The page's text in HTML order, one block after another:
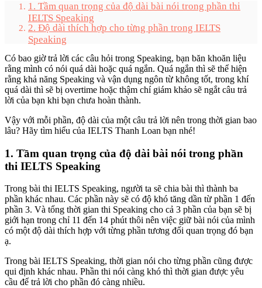
1. Tầm quan trọng của độ dài bài nói trong phần thi
IELTS Speaking
2. Độ dài thích hợp cho từng phần trong IELTS
Speaking
Có bao giờ trả lời các câu hỏi trong Speaking, bạn băn khoăn liệu
rằng mình có nói quá dài hoặc quá ngắn. Quá ngắn thì sẽ thể hiện
rằng khả năng Speaking và vận dụng ngôn từ không tốt, trong khí
quá dài thì sẽ bị overtime hoặc thậm chí giám khảo sẽ ngắt câu trả
lời của bạn khi bạn chưa hoàn thành.
Vậy với mỗi phần, độ dài của một câu trả lời nên trong thời gian bao
lâu? Hãy tìm hiểu của IELTS Thanh Loan bạn nhé!
1. Tầm quan trọng của độ dài bài nói trong phần
thi IELTS Speaking
Trong bài thi IELTS Speaking, người ta sẽ chia bài thì thành ba
phần khác nhau. Các phần này sẽ có độ khó tăng dần từ phần 1 đến
phần 3. Và tổng thời gian thi Speaking cho cả 3 phần của bạn sẽ bị
giới hạn trong chỉ 11 đến 14 phút thôi nên việc giữ bài nói của mình
có một độ dài thích hợp với từng phần tương đối quan trọng đó bạn
ạ.
Trong bài IELTS Speaking, thời gian nói cho từng phần cũng được
qui định khác nhau. Phần thi nói càng khó thì thời gian được yêu
cầu để trả lời cho phần đó càng nhiều.